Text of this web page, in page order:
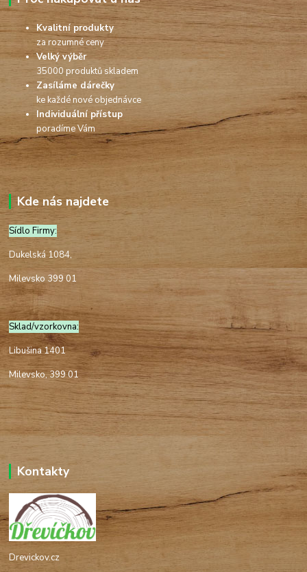
Kvalitní produkty
za rozumné ceny
Velký výběr
35000 produktů skladem
Zasíláme dárečky
ke každé nové objednávce
Individuální přístup
poradíme Vám
Kde nás najdete
Sídlo Firmy:
Dukelská 1084,
Milevsko 399 01
Sklad/vzorkovna:
Libušina 1401
Milevsko, 399 01
Kontakty
Drevickov.cz